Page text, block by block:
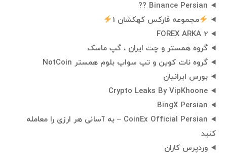
Binance Persian ??
مجموعه فارکس کهکشان 1
FOREX ARKA 2
گروه همستر و چت ایران ، گپ ماسک
گروه نات کوین و تپ سواپ بلوم همستر NotCoin
بورس ایرانیان
Crypto Leaks By VipKhoone
BingX Persian
CoinEx Official Persian – به آسانی هر ارزی را معامله
کنید
وردپرس کاران